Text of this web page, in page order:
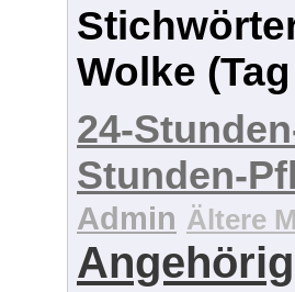
Wolke
24-
Stunden-
Admin Ältere